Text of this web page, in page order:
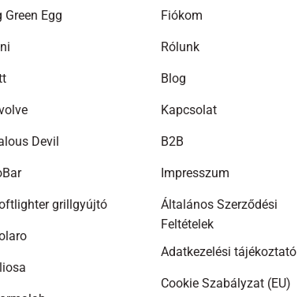
Green Egg
Devil
grillgyújtó
Fiókom
Rólunk
Blog
Kapcsolat
B2B
Impresszum
Általános Szerződési
Feltételek
Adatkezelési tájékoztató
Cookie Szabályzat (EU)